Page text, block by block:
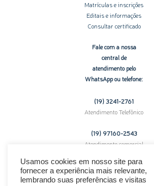
Matrículas e inscrições
Editais e informações
Consultar certificado
Fale com a nossa
central de
atendimento pelo
WhatsApp ou telefone:
(19) 3241-2761
Atendimento Telefônico
(19) 97160-2543
Atendimento comercial
Enfrentando problemas técnicos?
Usamos cookies em nosso site para
fornecer a experiência mais relevante,
lembrando suas preferências e visitas